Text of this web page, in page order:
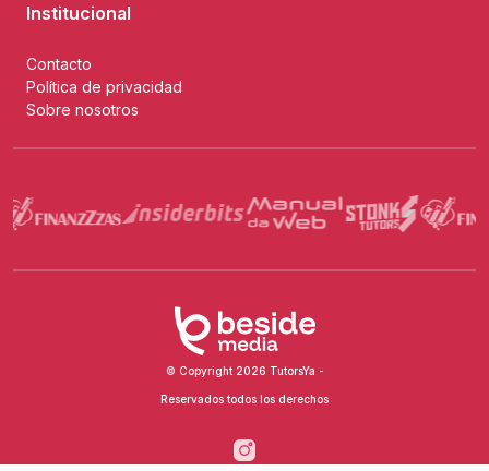
Institucional
Contacto
Política de privacidad
Sobre nosotros
© Copyright 2026 TutorsYa -
Reservados todos los derechos